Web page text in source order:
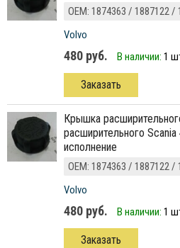
ОЕМ: 1874363 / 1887122 /
Volvo
480 руб. В наличии: 1
Заказать
крышка расширительного бачка нов. \ Крышка бачка
расширительного
исполнение
ОЕМ: 1874363 / 1887122 /
Volvo
480 руб. В наличии: 1
Заказать